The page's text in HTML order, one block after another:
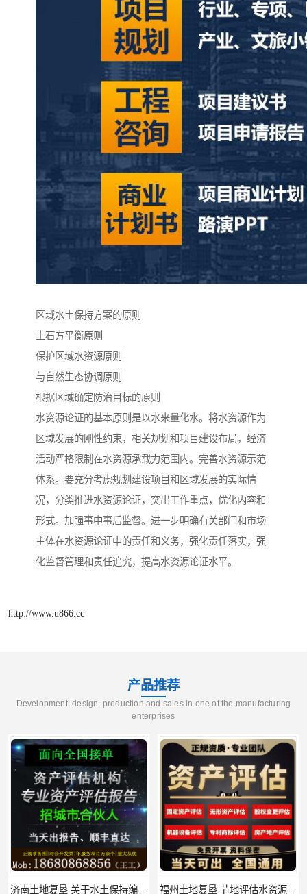
区域水土保持方案的原则
土石方平衡原则
保护区域水资源原则
与自然生态协调原则
根据区域确定防治目标的原则
水资源论证的基本原则是以水来量化水。将水资源作为
区域发展的刚性约束，相关规划和项目建设布局，经济
活动严格限制在水资源承载力范围内。完善水资源示范
体系。要充分考虑规划建设项目和区域发展的实际情
况，分类推进水资源论证，突出工作重点，优化内容和
形式。加强事中事后监督。进一步明确有关部门和市场
主体在水资源论证中的责任和义务，强化责任落实，强
化监督管理和责任追究，提高水资源论证水平。
http://www.u866.cc
产品推荐
Development, design, production and sales in one of the manufacturing
enterprises